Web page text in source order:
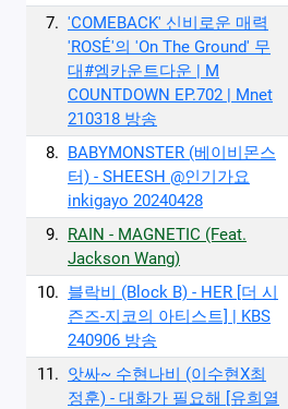
7. 'COMEBACK' 신비로운 매력
'ROSÉ'의 'On The Ground' 무
대#엠카운트다운 | M
COUNTDOWN EP.702 | Mnet
210318 방송
8. BABYMONSTER (베이비몬스
터) - SHEESH @인기가요
inkigayo 20240428
9. RAIN - MAGNETIC (Feat.
Jackson Wang)
10. 블락비 (Block B) - HER [더 시
즌즈-지코의 아티스트] | KBS
240906 방송
11. 앗싸~ 수현나비 (이수현X최
정훈) - 대화가 필요해 [유희열